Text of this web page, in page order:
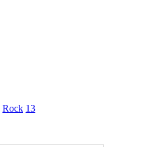
Rock 13